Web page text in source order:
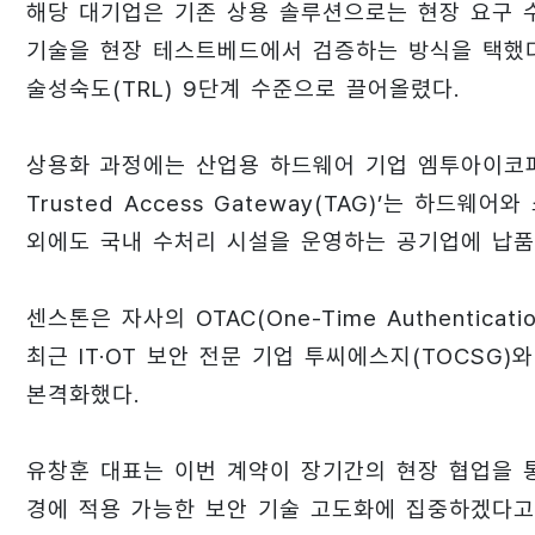
해당 대기업은 기존 상용 솔루션으로는 현장 요구
기술을 현장 테스트베드에서 검증하는 방식을 택
술성숙도(TRL) 9단계 수준으로 끌어올렸다.
상용화 과정에는 산업용 하드웨어 기업 엠투아이
Trusted Access Gateway(TAG)’는 하드웨어와
외에도 국내 수처리 시설을 운영하는 공기업에 납
센스톤은 자사의 OTAC(One-Time
최근 IT·OT 보안 전문 기업 투씨에스지(TOCSG)
본격화했다.
유창훈 대표는 이번 계약이 장기간의 현장 협업을
경에 적용 가능한 보안 기술 고도화에 집중하겠다